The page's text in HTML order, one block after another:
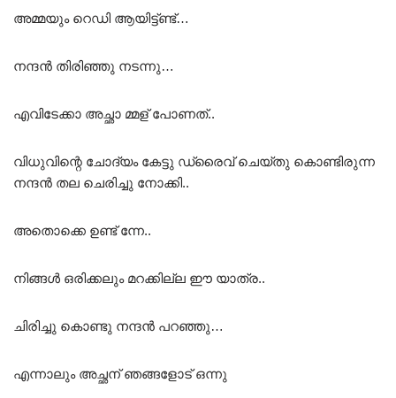
അമ്മയും റെഡി ആയിട്ട്ണ്ട്…
നന്ദൻ തിരിഞ്ഞു നടന്നു…
എവിടേക്കാ അച്ഛാ മ്മള് പോണത്..
വിധുവിന്റെ ചോദ്യം കേട്ടു ഡ്രൈവ് ചെയ്തു കൊണ്ടിരുന്ന
നന്ദൻ തല ചെരിച്ചു നോക്കി..
അതൊക്കെ ഉണ്ട് ന്നേ..
നിങ്ങൾ ഒരിക്കലും മറക്കില്ല ഈ യാത്ര..
ചിരിച്ചു കൊണ്ടു നന്ദൻ പറഞ്ഞു…
എന്നാലും അച്ഛന് ഞങ്ങളോട് ഒന്നു